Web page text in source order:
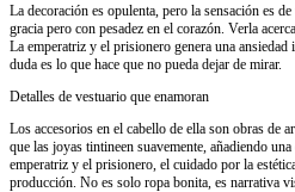
La decoración es opulenta, pero la sensación es
gracia pero con pesadez en el corazón. Verla
La emperatriz y el prisionero genera una
duda es lo que hace que no pueda dejar de mirar.
Detalles de vestuario que enamoran
Los accesorios en el cabello de ella son obras de
que las joyas tintineen suavemente, añadiendo
emperatriz y el prisionero, el cuidado por la
producción. No es solo ropa bonita, es narrativa